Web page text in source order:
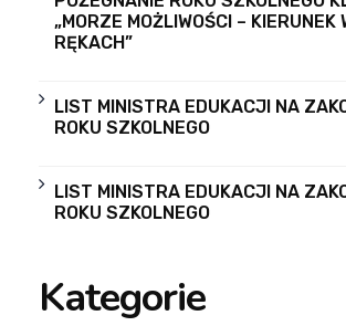
„MORZE MOŻLIWOŚCI – KIERUNEK
RĘKACH”
LIST MINISTRA EDUKACJI NA
ROKU SZKOLNEGO
LIST MINISTRA EDUKACJI NA
ROKU SZKOLNEGO
Kategorie